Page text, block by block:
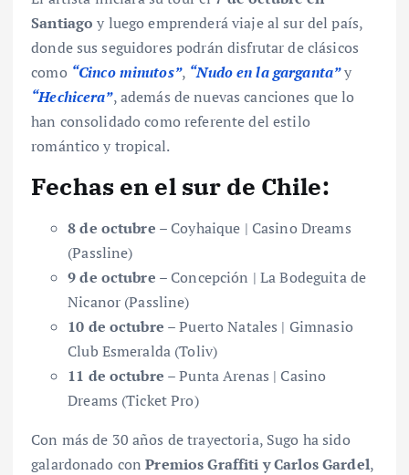
Santiago y luego emprenderá viaje al sur del país,
donde sus seguidores podrán disfrutar de clásicos
como “Cinco minutos”, “Nudo en la garganta”y
“Hechicera”, además de nuevas canciones que lo
han consolidado como referente del estilo
romántico y tropical.
Fechas en el sur de Chile:
8 de octubre – Coyhaique | Casino Dreams
(Passline)
9 de octubre – Concepción | La Bodeguita de
Nicanor (Passline)
10 de octubre – Puerto Natales | Gimnasio
Club Esmeralda (Toliv)
11 de octubre – Punta Arenas | Casino
Dreams (Ticket Pro)
Con más de 30 años de trayectoria, Sugo ha sido
galardonado conPremios Graffiti y Carlos Gardel,